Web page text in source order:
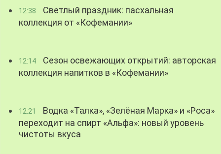
12:38
Светлый праздник: пасхальная
коллекция от «Кофемании»
12:14
Сезон освежающих открытий: авторская
коллекция напитков в «Кофемании»
12:21
Водка «Талка», «Зелёная Марка» и «Роса»
переходит на спирт «Альфа»: новый уровень
чистоты вкуса